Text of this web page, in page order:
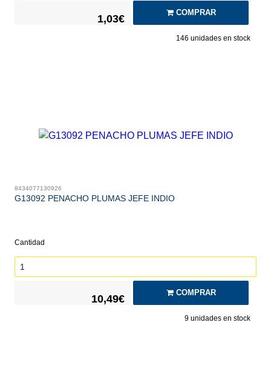
1,03€
COMPRAR
146 unidades en stock
8434077130926
G13092 PENACHO PLUMAS JEFE INDIO
Cantidad
10,49€
COMPRAR
9unidades en stock